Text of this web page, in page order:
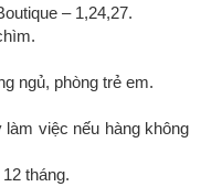
– 1,24,27.
ngủ, phòng trẻ em.
làm việc nếu hàng không
12 tháng.